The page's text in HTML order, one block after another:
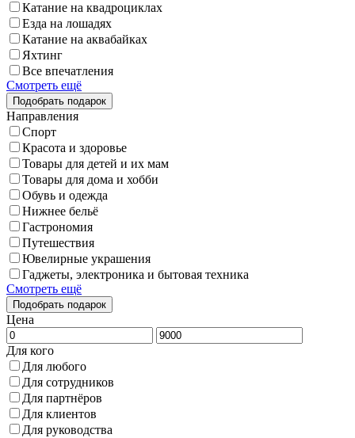
Катание на квадроциклах
Езда на лошадях
Катание на аквабайках
Яхтинг
Все впечатления
Смотреть ещё
Направления
Спорт
Красота и здоровье
Товары для детей и их мам
Товары для дома и хобби
Обувь и одежда
Нижнее бельё
Гастрономия
Путешествия
Ювелирные украшения
Гаджеты, электроника и бытовая техника
Смотреть ещё
Цена
Для кого
Для любого
Для сотрудников
Для партнёров
Для клиентов
Для руководства